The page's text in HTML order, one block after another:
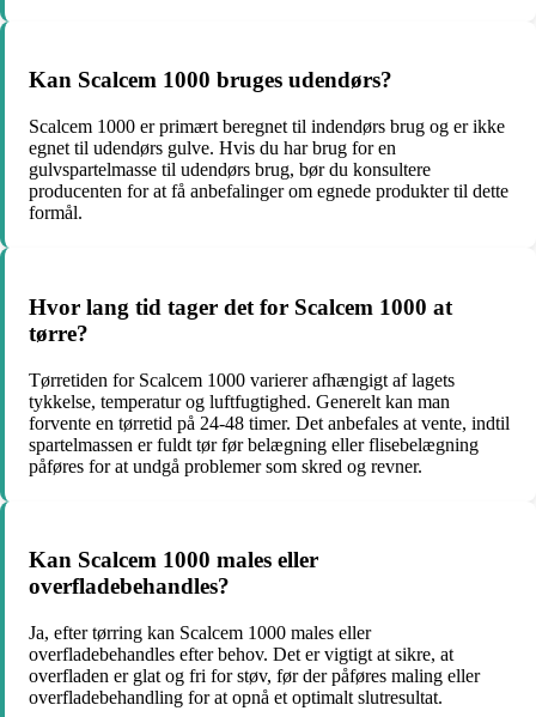
Kan Scalcem 1000 bruges udendørs?
Scalcem 1000 er primært beregnet til indendørs brug og er ikke
egnet til udendørs gulve. Hvis du har brug for en
gulvspartelmasse til udendørs brug, bør du konsultere
producenten for at få anbefalinger om egnede produkter til dette
formål.
Hvor lang tid tager det for Scalcem 1000 at
tørre?
Tørretiden for Scalcem 1000 varierer afhængigt af lagets
tykkelse, temperatur og luftfugtighed. Generelt kan man
forvente en tørretid på 24-48 timer. Det anbefales at vente, indtil
spartelmassen er fuldt tør før belægning eller flisebelægning
påføres for at undgå problemer som skred og revner.
Kan Scalcem 1000 males eller
overfladebehandles?
Ja, efter tørring kan Scalcem 1000 males eller
overfladebehandles efter behov. Det er vigtigt at sikre, at
overfladen er glat og fri for støv, før der påføres maling eller
overfladebehandling for at opnå et optimalt slutresultat.